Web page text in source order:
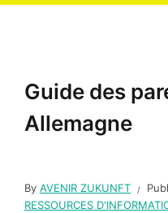
Guide des
Allemagne
By AVENIR ZUKUNFT
RESSOURCES